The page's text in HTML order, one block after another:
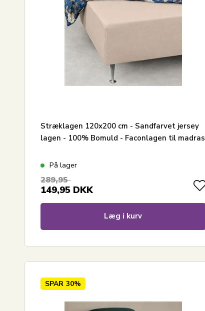
Stræklagen 120x200 cm - Sandfarvet jersey
lagen - 100% Bomuld - Faconlagen til madras
På lager
289,95
149,95 DKK
Læg i kurv
SPAR 30%